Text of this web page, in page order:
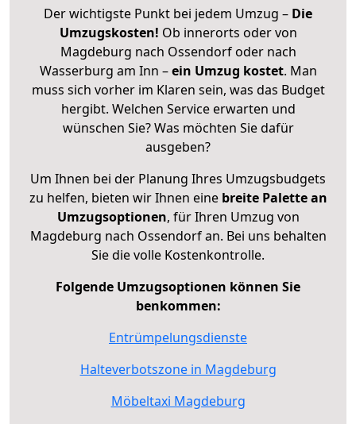
Der wichtigste Punkt bei jedem Umzug – Die
Umzugskosten! Ob innerorts oder von
Magdeburg nach Ossendorf oder nach
Wasserburg am Inn –ein Umzug kostet. Man
muss sich vorher im Klaren sein, was das Budget
hergibt. Welchen Service erwarten und
wünschen Sie? Was möchten Sie dafür
ausgeben?
Um Ihnen bei der Planung Ihres Umzugsbudgets
zu helfen, bieten wir Ihnen eine breite Palette an
Umzugsoptionen, für Ihren Umzug von
Magdeburg nach Ossendorf an. Bei uns behalten
Sie die volle Kostenkontrolle.
Folgende Umzugsoptionen können Sie
benkommen:
Entrümpelungsdienste
Halteverbotszone in Magdeburg
Möbeltaxi Magdeburg